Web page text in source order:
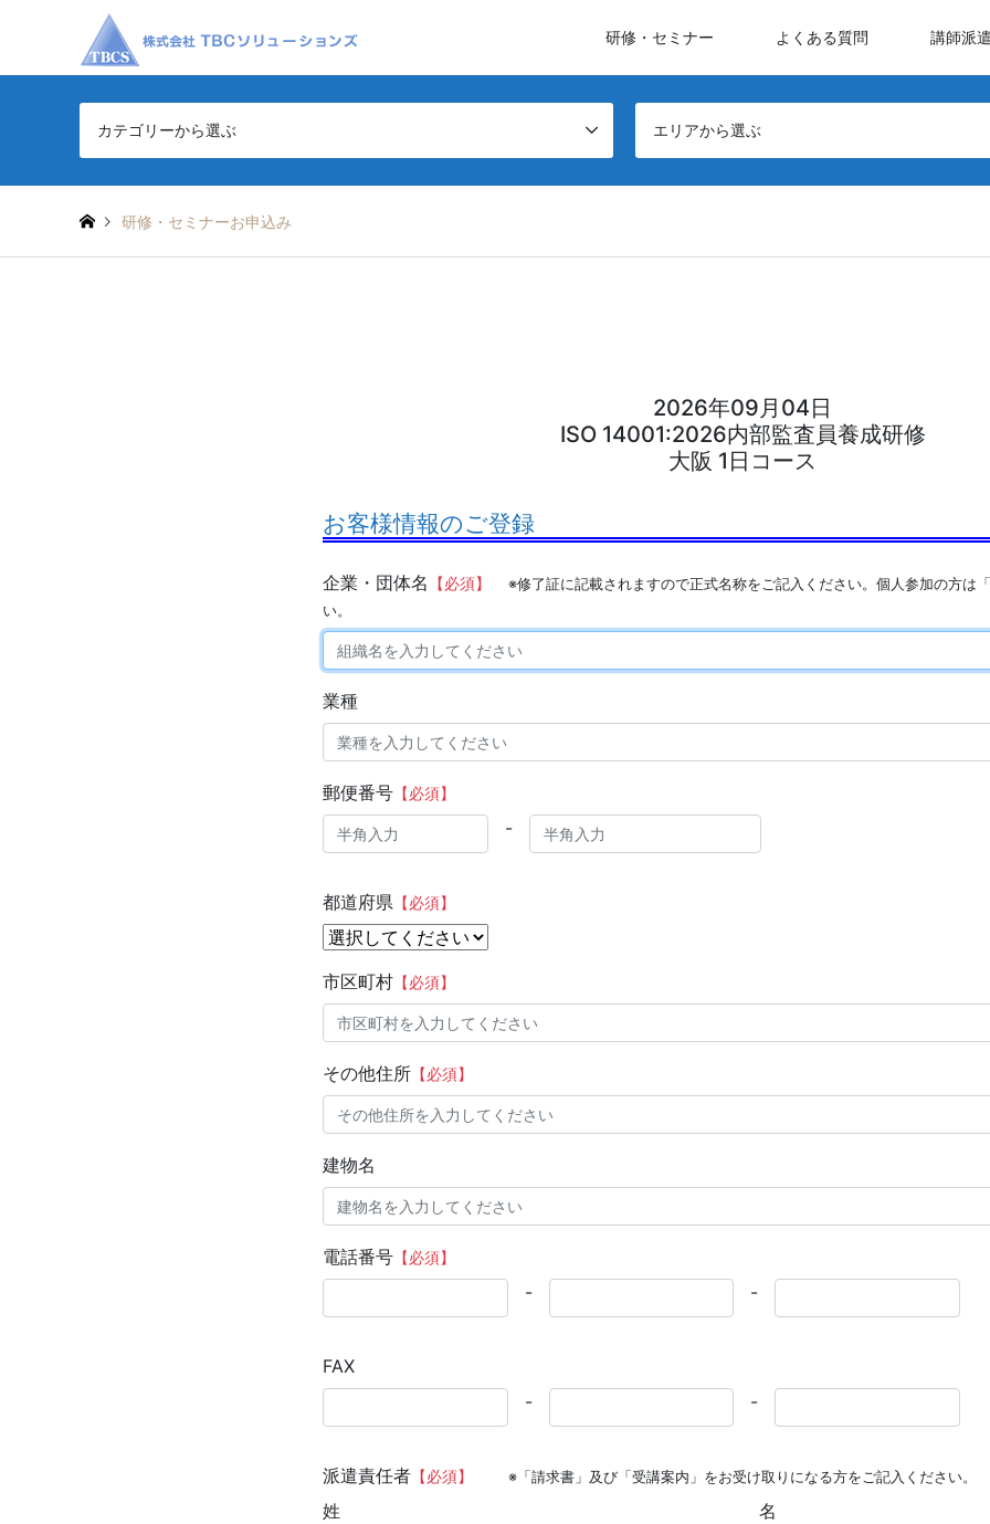
研修・セミナー よくある質問 講師派
カテゴリーから選ぶ エリアから選ぶ
研修・セミナーお申込み
2026年09月04日
ISO 14001:2026内部監査員養成研修
大阪 1日コース
お客様情報のご登録
企業・団体名 【必須】
※修了証に記載されますので正式名称をご記入ください。個人参加の方は
い。
業種
郵便番号 【必須】
-
都道府県 【必須】
市区町村 【必須】
その他住所 【必須】
建物名
電話番号 【必須】
- -
FAX
-
-
派遣責任者 【必須】 ※「請求書」及び「受講案内」をお受け取りになる方をご記入ください。
姓 名